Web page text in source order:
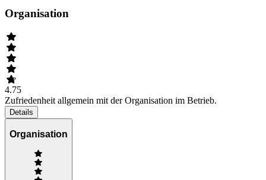
Organisation
4.75
Zufriedenheit allgemein mit der Organisation im Betrieb.
Details
Organisation